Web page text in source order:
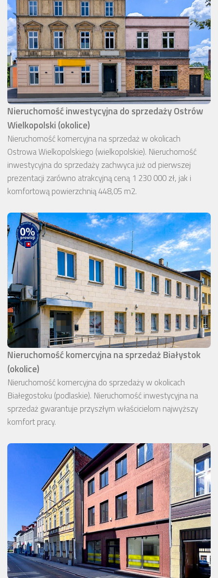
Nieruchomość inwestycyjna do sprzedaży Ostrów
Wielkopolski (okolice)
Nieruchomość komercyjna na sprzedaż w okolicach
Ostrowa Wielkopolskiego (wielkopolskie). Nieruchomość
inwestycyjna do sprzedaży zachwyca już od pierwszej
prezentacji zarówno atrakcyjną ceną 1 230 000 zł, jak i
komfortową powierzchnią 448,05 m2.
Nieruchomość komercyjna na sprzedaż Białystok
(okolice)
Nieruchomość komercyjna do sprzedaży w okolicach
Białegostoku (podlaskie). Nieruchomość inwestycyjna na
sprzedaż gwarantuje przyszłym właścicielom najwyższy
komfort pracy.